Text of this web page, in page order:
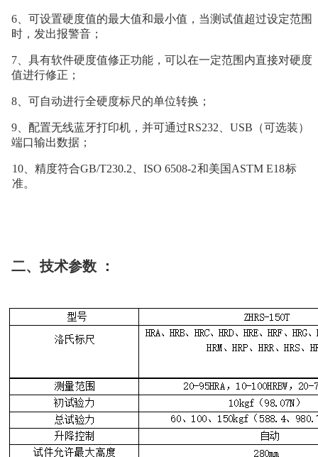
6、可设置硬度值的最大值和最小值，当测试值超过设定范围
时，发出报警音；
7、具有软件硬度值修正功能，可以在一定范围内直接对硬度
值进行修正；
8、可自动进行全硬度标尺的单位转换；
9、配置无线蓝牙打印机，并可通过RS232、 USB （可选装）
端口输出数据；
10、精度符合GB/T230.2、ISO 6508-2和美国 ASTM E18标
准。
二、 技术参数 ：